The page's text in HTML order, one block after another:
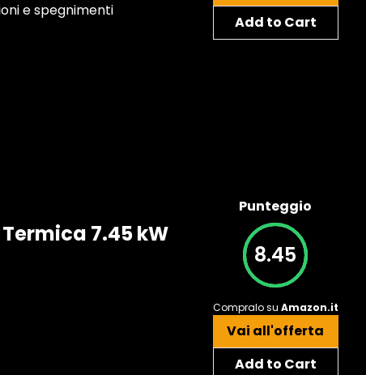
e spegnimenti
Add to Cart
7.45 kW
Punteggio
8.45
Compralo su Amazon.it
Vai all'offerta
Add to Cart